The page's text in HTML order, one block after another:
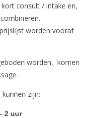
consult / intake en,
worden vooraf
worden, komen
zijn:
2 uur